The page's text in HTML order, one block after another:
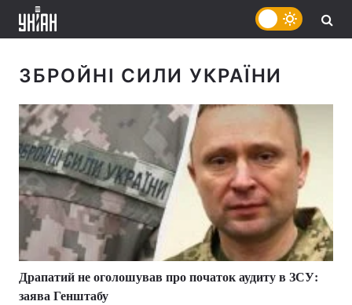
ЗБРОЙНІ СИЛИ УКРАЇНИ
Драпатий не оголошував про початок аудиту в ЗСУ:
заява Генштабу